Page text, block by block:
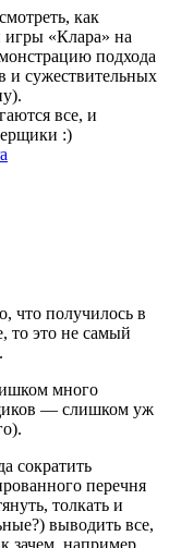
как
игры «Клара» на
подхода
и сужествительных
все, и
:)
что получилось в
то это не самый
много
— слишком уж
сократить
перечня
толкать и
выводить все,
зачем, например,